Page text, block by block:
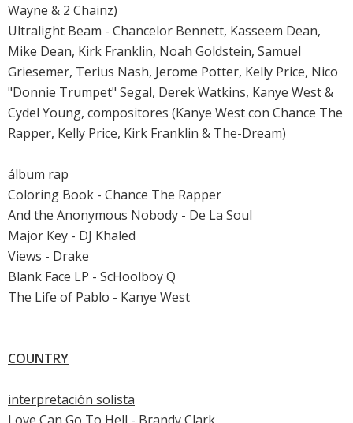
Wayne & 2 Chainz)
Ultralight Beam - Chancelor Bennett, Kasseem Dean,
Mike Dean, Kirk Franklin, Noah Goldstein, Samuel
Griesemer, Terius Nash, Jerome Potter, Kelly Price, Nico
"Donnie Trumpet" Segal, Derek Watkins, Kanye West &
Cydel Young, compositores (Kanye West con Chance The
Rapper, Kelly Price, Kirk Franklin & The-Dream)
álbum rap
Coloring Book - Chance The Rapper
And the Anonymous Nobody - De La Soul
Major Key - DJ Khaled
Views - Drake
Blank Face LP - ScHoolboy Q
The Life of Pablo - Kanye West
COUNTRY
interpretación solista